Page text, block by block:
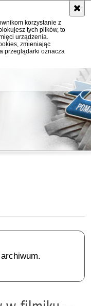
korzystanie z
tych plików, to
urządzenia.
zmieniając
przeglądarki oznacza